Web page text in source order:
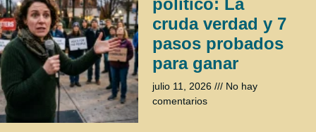
cruda verdad y 7
pasos probados
para ganar
julio 11, 2026
No hay
comentarios